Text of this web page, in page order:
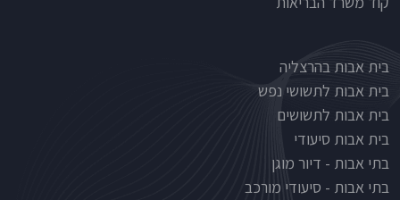
Nursinghouse type
בית אבות בהרצליה
בית אבות לתשושי נפש
בית אבות לתשושים
בית אבות סיעודי
בתי אבות - דיור מוגן
בתי אבות - סיעודי מורכב